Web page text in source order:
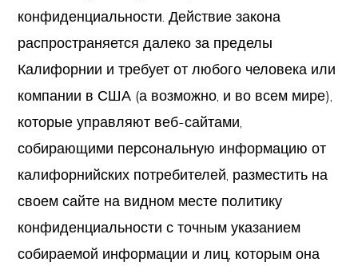
конфиденциальности. Действие закона
распространяется далеко за пределы
Калифорнии и требует от любого человека или
компании в США (а возможно, и во всем мире),
которые управляют веб-сайтами,
собирающими персональную информацию от
калифорнийских потребителей, разместить на
своем сайте на видном месте политику
конфиденциальности с точным указанием
собираемой информации и лиц, которым она